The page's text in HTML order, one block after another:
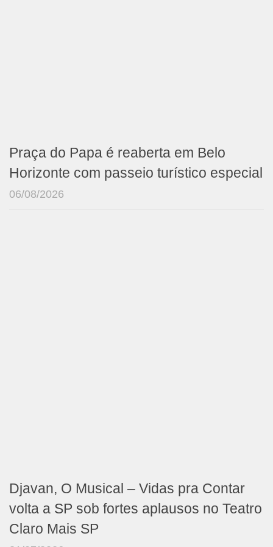
Praça do Papa é reaberta em Belo
Horizonte com passeio turístico especial
06/08/2026
Djavan, O Musical – Vidas pra Contar
volta a SP sob fortes aplausos no Teatro
Claro Mais SP